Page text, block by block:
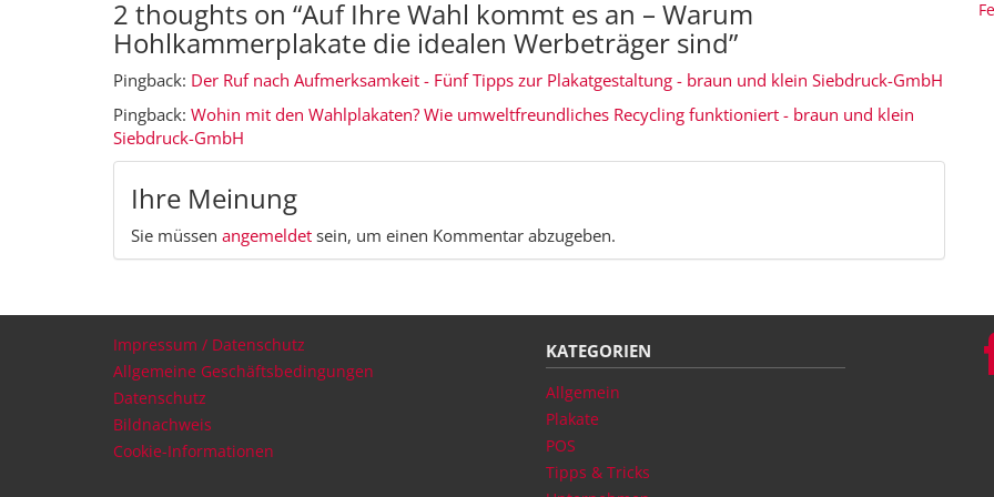
2 thoughts on “Auf Ihre Wahl kommt es an – Warum
Hohlkammerplakate die idealen Werbeträger sind”
Pingback: Der Ruf nach Aufmerksamkeit - Fünf Tipps zur Plakatgestaltung - braun und klein Siebdruck-GmbH
Pingback: Wohin mit den Wahlplakaten? Wie umweltfreundliches Recycling funktioniert - braun und klein
Siebdruck-GmbH
Ihre Meinung
Sie müssen angemeldet sein, um einen Kommentar abzugeben.
Impressum / Datenschutz
Allgemeine Geschäftsbedingungen
Datenschutz
Bildnachweis
Cookie-Informationen
KATEGORIEN
Allgemein
Plakate
POS
Tipps & Tricks